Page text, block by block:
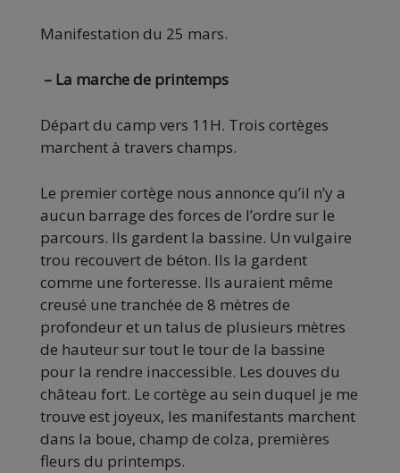
Manifestation du 25 mars.
– La marche de printemps
Départ du camp vers 11H. Trois cortèges
marchent à travers champs.
Le premier cortège nous annonce qu’il n’y a
aucun barrage des forces de l’ordre sur le
parcours. Ils gardent la bassine. Un vulgaire
trou recouvert de béton. Ils la gardent
comme une forteresse. Ils auraient même
creusé une tranchée de 8 mètres de
profondeur et un talus de plusieurs mètres
de hauteur sur tout le tour de la bassine
pour la rendre inaccessible. Les douves du
château fort. Le cortège au sein duquel je me
trouve est joyeux, les manifestants marchent
dans la boue, champ de colza, premières
fleurs du printemps.